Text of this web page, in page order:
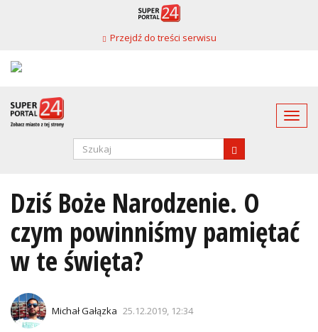
Przejdź do treści serwisu
Formularz
Dziś Boże Narodzenie. O
czym powinniśmy pamiętać
w te święta?
Michał Gałązka 25.12.2019, 12:34